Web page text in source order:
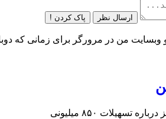
ارسال نظر پاک کردن !
و وبسایت من در مرورگر برای زمانی که